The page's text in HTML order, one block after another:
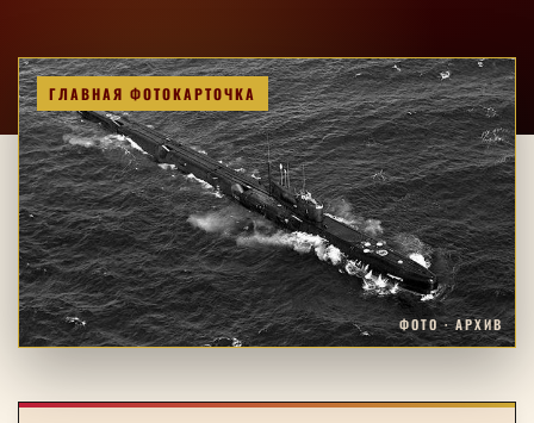
ГЛАВНАЯ ФОТОКАРТОЧКА
ФОТО · АРХИВ